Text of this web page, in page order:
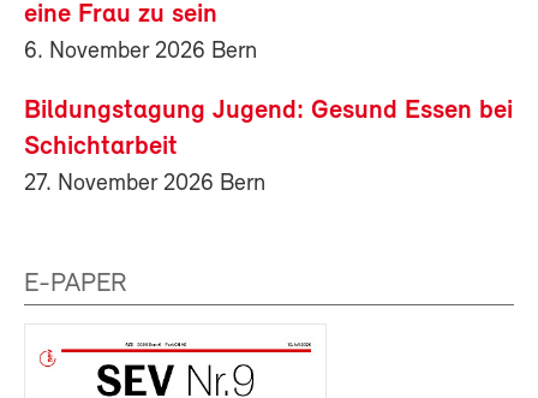
eine Frau zu sein
6. November 2026 Bern
Bildungstagung Jugend: Gesund Essen bei
Schichtarbeit
27. November 2026 Bern
E-PAPER